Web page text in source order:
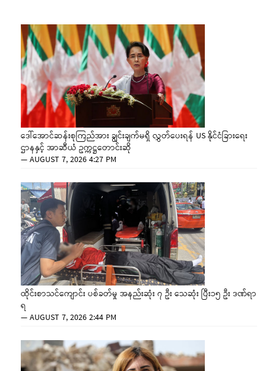
ဒေါ်အောင်ဆန်းစုကြည်အား ချွင်းချက်မရှိ လွှတ်ပေးရန် US နိုင်ငံခြားရေး
ဌာနနှင့် အာဆီယံ ဥက္ကဋ္ဌတောင်းဆို
—AUGUST 7, 2026 4:27 PM
ထိုင်းစာသင်ကျောင်း ပစ်ခတ်မှု အနည်းဆုံး ၇ ဦး သေဆုံး ပြီး၁၅ ဦး ဒဏ်ရာ
ရ
—AUGUST 7, 2026 2:44 PM